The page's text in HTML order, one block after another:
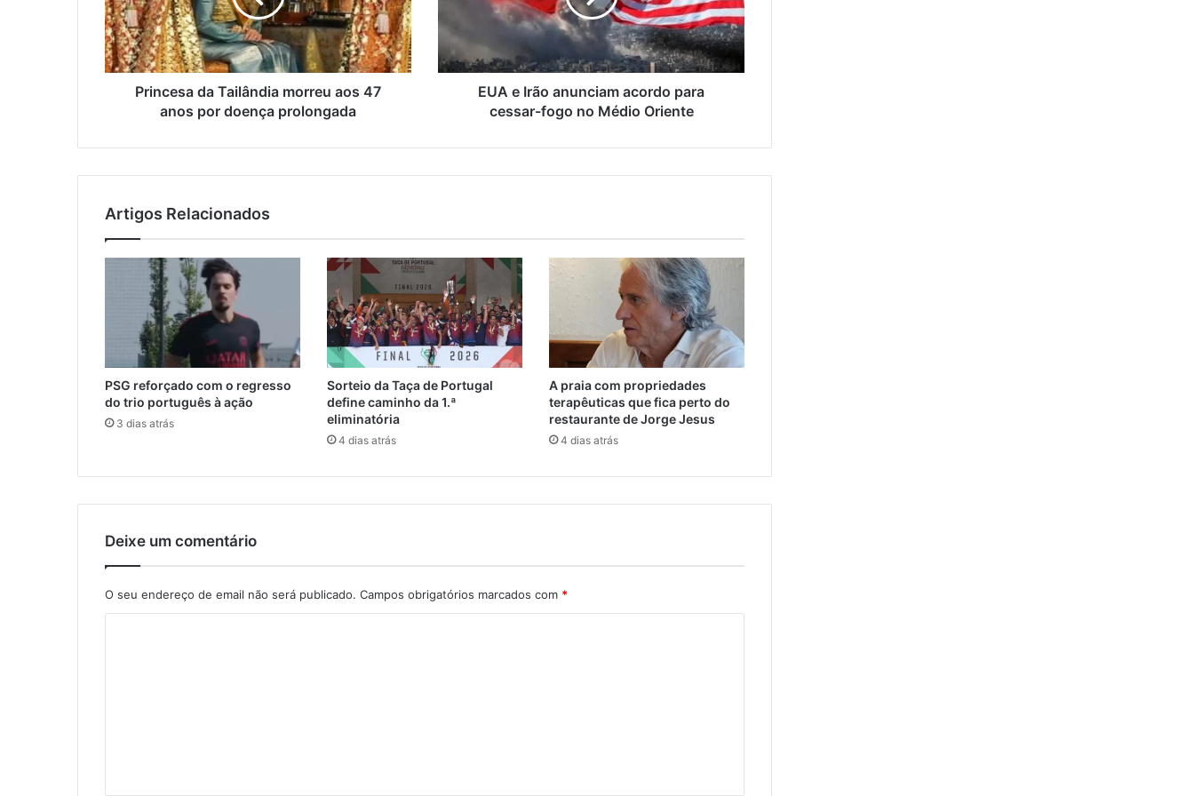
47
anos
por
doença
prolongada
Princesa da Tailândia morreu aos 47
anos por doença prolongada
fogo
no
EUA e Irão anunciam acordo para
cessar-fogo no Médio Oriente
Artigos Relacionados
PSG reforçado com o regresso
do trio português à ação
3 dias atrás
Sorteio da Taça de Portugal
define caminho da 1.ª
eliminatória
4 dias atrás
A praia com propriedades
terapêuticas que fica perto do
restaurante de Jorge Jesus
4 dias atrás
Deixe um comentário
O seu endereço de email não será publicado. Campos obrigatórios marcados com *